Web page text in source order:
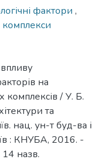
фактори ,
комплекси
на
комплексів / У. Б.
та
нац. ун-т буд-ва і
: КНУБА, 2016. -
назв.